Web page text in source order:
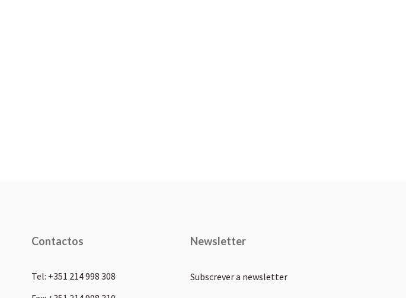
Contactos
Tel: +351 214 998 308
Newsletter
Subscrever a newsletter